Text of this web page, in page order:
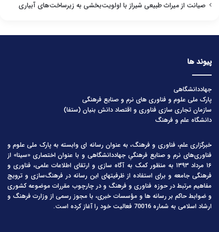
صیانت از میراث طبیعی شیراز با اولویت‌بخشی به زیرساخت‌های آبیاری
پیوند ها
جهاددانشگاهی
پارک ملی علوم و فناوری های نرم و صنایع فرهنگی
سازمان تجاری سازی فناوری و اقتصاد دانش بنیان (ستفا)
دانشگاه علم و فرهنگ
خبرگزاری علم، فناوری و فرهنگ، به عنوان رسانه ای وابسته به پارک ملی علوم و
فناوری‌های نرم و صنایع فرهنگیِ جهاددانشگاهی و با عنوان اختصاری «سینا» از
۱۶ مرداد ۱۳۹۳ به منظور کمک به آگاه سازی و ارتقای اطلاعات علمی، فناوری و
فرهنگی جامعه و برای استفاده از ظرفیتهای این رسانه در فرهنگ‌سازی و ترویج
مفاهیم مرتبط در حوزه فناوری و فرهنگ و در چارچوب مقررات موضوعه کشوری
و ضوابط حاکم بر رسانه ها و مؤسسات خبری، با مجوز رسمی از وزارت فرهنگ و
ارشاد اسلامی به شماره 70016 فعالیت خود را آغاز کرده است.